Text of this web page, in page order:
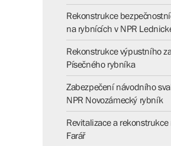
Rekonstrukce
na rybnících v NPR
Rekonstrukce výpustního
Písečného rybníka
Zabezpečení návodního
NPR Novozámecký rybník
Revitalizace a
Farář